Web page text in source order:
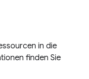
in die
finden Sie